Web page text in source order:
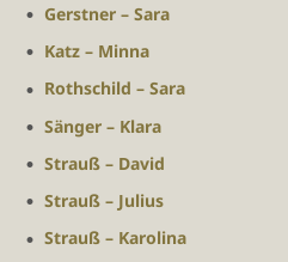
Gerstner – Sara
Katz – Minna
Rothschild – Sara
Sänger – Klara
Strauß – David
Strauß – Julius
Strauß – Karolina